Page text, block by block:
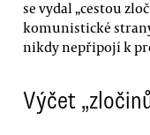
se vydal „cestou
komunistické
nikdy nepřipojí k
Výčet